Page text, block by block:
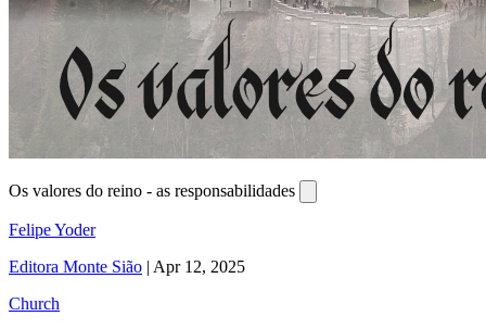
Os valores do reino - as responsabilidades
Felipe Yoder
Editora Monte Sião | Apr 12, 2025
Church